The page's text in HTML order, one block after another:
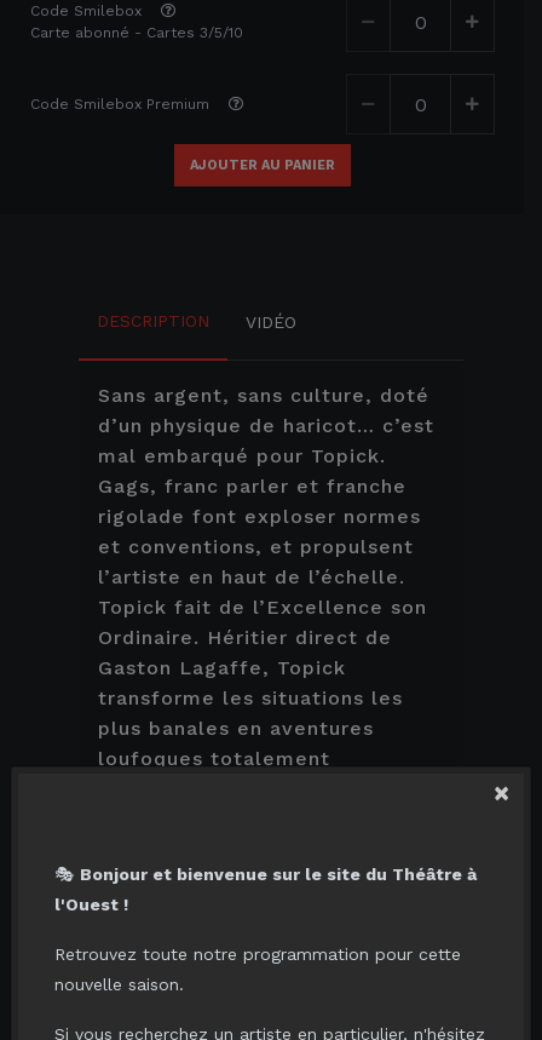
Code Smilebox
Carte abonné - Cartes 3/5/10
Code Smilebox Premium
AJOUTER AU PANIER
DESCRIPTION VIDÉO
Sans argent, sans culture, doté
d’un physique de haricot… c’est
mal embarqué pour Topick.
Gags, franc parler et franche
rigolade font exploser normes
et conventions, et propulsent
l’artiste en haut de l’échelle.
Topick fait de l’Excellence son
Ordinaire. Héritier direct de
Gaston Lagaffe, Topick
transforme les situations les
plus banales en aventures
loufoques totalement
opus qui a pour but de mettre
encore une fois le monde social
renversant convenances et
×
🎭 Bonjour et bienvenue sur le site du Théâtre à
l'Ouest !
Retrouvez toute notre programmation pour cette
nouvelle saison.
Si vous recherchez un artiste en particulier, n'hésitez